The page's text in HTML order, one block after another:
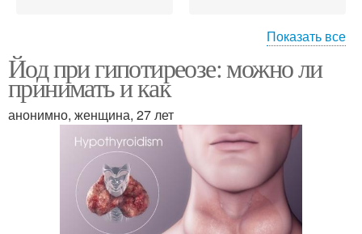
Йод на эффективность Йод для пациентов
Показать все
Йод при гипотиреозе: можно ли
принимать и как
анонимно, женщина, 27 лет